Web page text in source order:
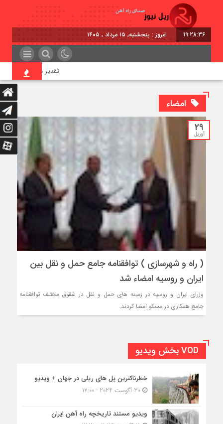
19:28:36 امروز : پنجشنبه, ۱۵ مرداد , ۱۴۰۵
تقدیر معاون اول
امضاء
29
آوریل
( راه و شهرسازی ) توافقنامه جامع حمل و نقل بین
ایران و روسیه امضاء شد
وزرای ایران و روسیه در زمینه های حمل و نقل در شقوق مختلف توافقنامه
جامع همکاری در مسکو امضا کردند.
VOD بخش ویدیو
خطرناکترین پل های ریلی در جهان + ویدیو
30 آگوست 2024 - 17:00
ویدیو مستند تاریخچه راه آهن ایران